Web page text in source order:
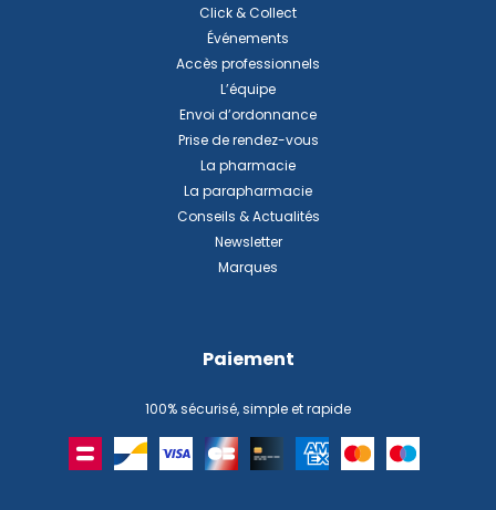
Click & Collect
Événements
Accès professionnels
L’équipe
Envoi d’ordonnance
Prise de rendez-vous
La pharmacie
La parapharmacie
Conseils & Actualités
Newsletter
Marques
Paiement
100% sécurisé, simple et rapide